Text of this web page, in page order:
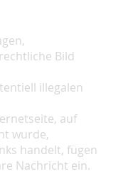
Bild
illegalen
auf
wurde,
handelt, fügen
Nachricht ein.